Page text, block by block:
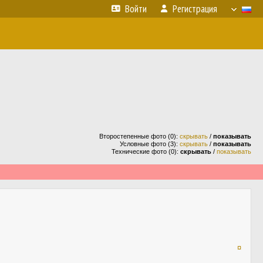
Войти Регистрация
Второстепенные фото (0): скрывать / показывать
Условные фото (3): скрывать / показывать
Технические фото (0): скрывать / показывать
¤